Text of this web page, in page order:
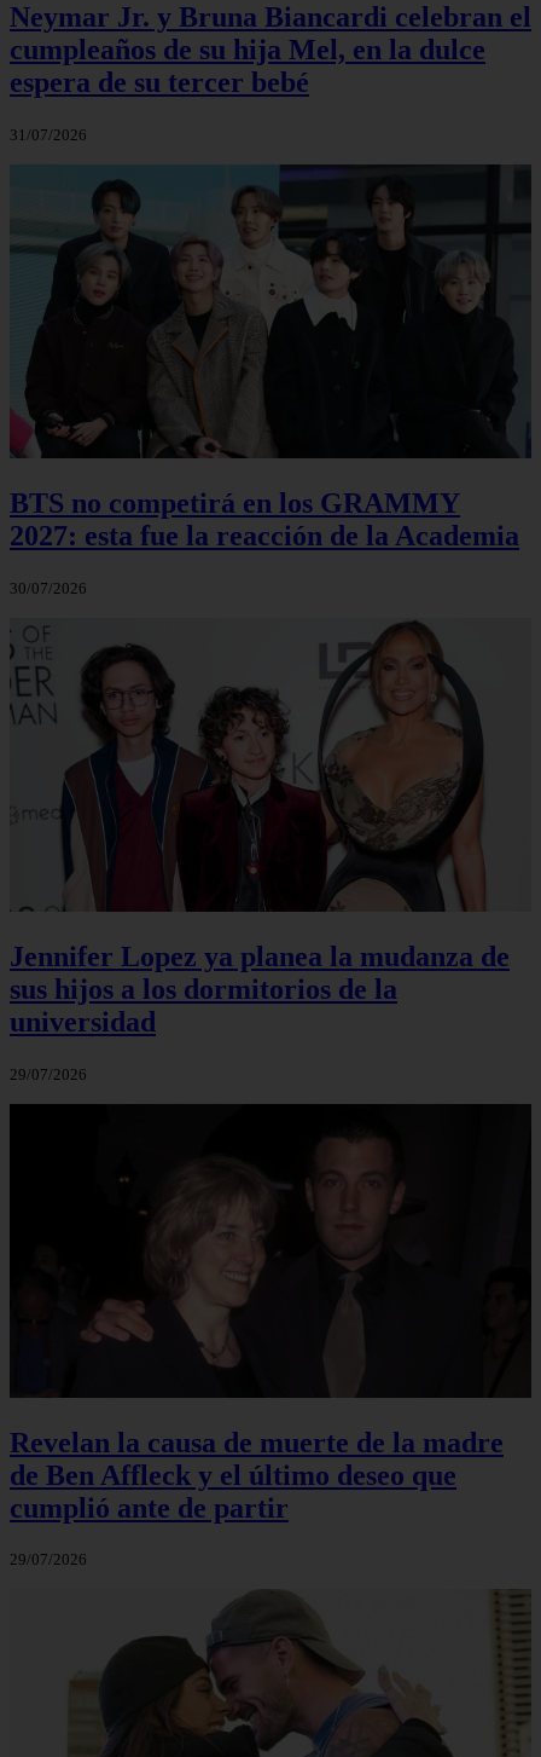
Neymar Jr. y Bruna Biancardi celebran el
cumpleaños de su hija Mel, en la dulce
espera de su tercer bebé
31/07/2026
BTS no competirá en los GRAMMY
2027: esta fue la reacción de la Academia
30/07/2026
Jennifer Lopez ya planea la mudanza de
sus hijos a los dormitorios de la
universidad
29/07/2026
Revelan la causa de muerte de la madre
de Ben Affleck y el último deseo que
cumplió ante de partir
29/07/2026